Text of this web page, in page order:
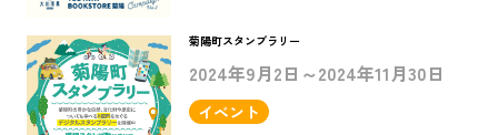
菊陽町スタンプラリー
2024年9月2日～2024年11月30日
イベント